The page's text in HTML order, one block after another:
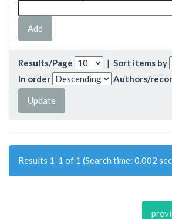
Results/Page | Sort items by
In order
Authors/
Results 1-1 of 1 (Search time: 0.002